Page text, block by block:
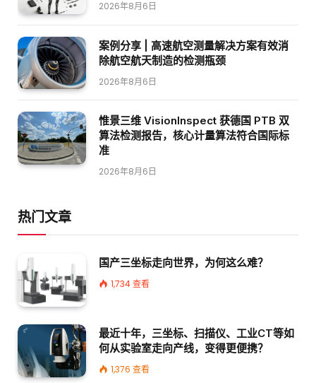
2026年8月6日
案例分享 | 高速航空测量解决方案有效消
除航空航天制造的检测瓶颈
2026年8月6日
惟景三维 VisionInspect 获德国 PTB 双
算法检测报告，核心计量算法符合国际标
准
2026年8月6日
热门文章
国产三坐标走向世界，为何这么难？
1,734查看
最近十年，三坐标、扫描仪、工业CT等如
何从实验室走向产线，变得更便携？
1,376 查看